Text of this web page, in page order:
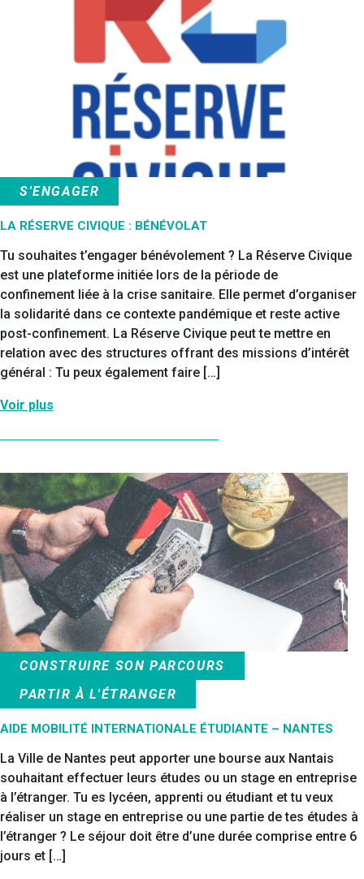
S'ENGAGER
LA RÉSERVE CIVIQUE : BÉNÉVOLAT
Tu souhaites t’engager bénévolement ? La Réserve Civique
est une plateforme initiée lors de la période de
confinement liée à la crise sanitaire. Elle permet d’organiser
la solidarité dans ce contexte pandémique et reste active
post-confinement. La Réserve Civique peut te mettre en
relation avec des structures offrant des missions d’intérêt
général : Tu peux également faire […]
Voir plus
CONSTRUIRE SON PARCOURS
PARTIR À L'ÉTRANGER
AIDE MOBILITÉ INTERNATIONALE ÉTUDIANTE – NANTES
La Ville de Nantes peut apporter une bourse aux Nantais
souhaitant effectuer leurs études ou un stage en entreprise
à l’étranger. Tu es lycéen, apprenti ou étudiant et tu veux
réaliser un stage en entreprise ou une partie de tes études à
l’étranger ? Le séjour doit être d’une durée comprise entre 6
jours et […]